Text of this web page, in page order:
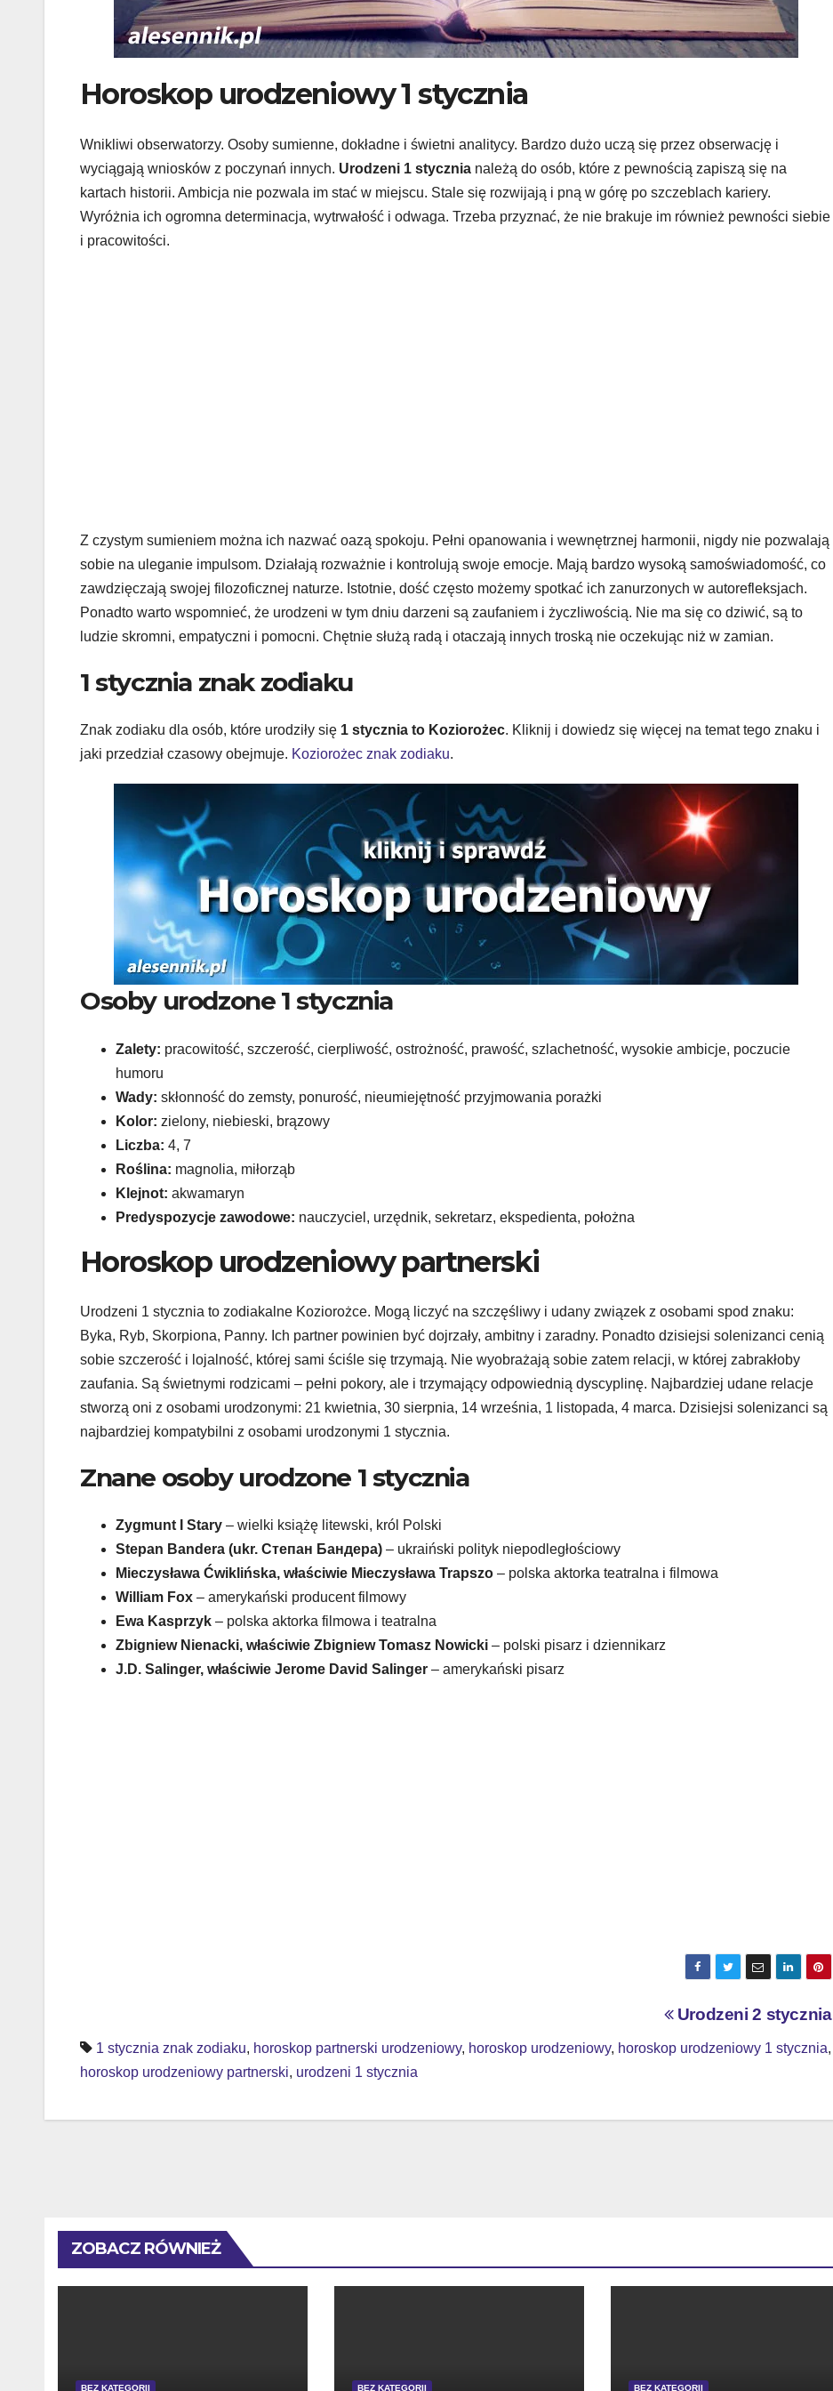
Horoskop urodzeniowy 1 stycznia
Wnikliwi obserwatorzy. Osoby sumienne, dokładne i świetni analitycy. Bardzo dużo uczą się przez obserwację i
wyciągają wniosków z poczynań innych. Urodzeni 1 stycznia należą do osób, które z pewnością zapiszą się na
kartach historii. Ambicja nie pozwala im stać w miejscu. Stale się rozwijają i pną w górę po szczeblach kariery.
Wyróżnia ich ogromna determinacja, wytrwałość i odwaga. Trzeba przyznać, że nie brakuje im również pewności siebie
i pracowitości.
Z czystym sumieniem można ich nazwać oazą spokoju. Pełni opanowania i wewnętrznej harmonii, nigdy nie pozwalają
sobie na uleganie impulsom. Działają rozważnie i kontrolują swoje emocje. Mają bardzo wysoką samoświadomość, co
zawdzięczają swojej filozoficznej naturze. Istotnie, dość często możemy spotkać ich zanurzonych w autorefleksjach.
Ponadto warto wspomnieć, że urodzeni w tym dniu darzeni są zaufaniem i życzliwością. Nie ma się co dziwić, są to
ludzie skromni, empatyczni i pomocni. Chętnie służą radą i otaczają innych troską nie oczekując niż w zamian.
1 stycznia znak zodiaku
Znak zodiaku dla osób, które urodziły się 1 stycznia to Koziorożec. Kliknij i dowiedz się więcej na temat tego znaku i
jaki przedział czasowy obejmuje. Koziorożec znak zodiaku.
Osoby urodzone 1 stycznia
Zalety: pracowitość, szczerość, cierpliwość, ostrożność, prawość, szlachetność, wysokie ambicje, poczucie
humoru
Wady: skłonność do zemsty, ponurość, nieumiejętność przyjmowania porażki
Kolor: zielony, niebieski, brązowy
Liczba: 4, 7
Roślina: magnolia, miłorząb
Klejnot: akwamaryn
Predyspozycje zawodowe: nauczyciel, urzędnik, sekretarz, ekspedienta, położna
Horoskop urodzeniowy partnerski
Urodzeni 1 stycznia to zodiakalne Koziorożce. Mogą liczyć na szczęśliwy i udany związek z osobami spod znaku:
Byka, Ryb, Skorpiona, Panny. Ich partner powinien być dojrzały, ambitny i zaradny. Ponadto dzisiejsi solenizanci cenią
sobie szczerość i lojalność, której sami ściśle się trzymają. Nie wyobrażają sobie zatem relacji, w której zabrakłoby
zaufania. Są świetnymi rodzicami – pełni pokory, ale i trzymający odpowiednią dyscyplinę. Najbardziej udane relacje
stworzą oni z osobami urodzonymi: 21 kwietnia, 30 sierpnia, 14 września, 1 listopada, 4 marca. Dzisiejsi solenizanci są
najbardziej kompatybilni z osobami urodzonymi 1 stycznia.
Znane osoby urodzone 1 stycznia
Zygmunt I Stary – wielki książę litewski, król Polski
Stepan Bandera (ukr. Степан Бандера) – ukraiński polityk niepodległościowy
Mieczysława Ćwiklińska, właściwie Mieczysława Trapszo – polska aktorka teatralna i filmowa
William Fox – amerykański producent filmowy
Ewa Kasprzyk – polska aktorka filmowa i teatralna
Zbigniew Nienacki, właściwie Zbigniew Tomasz Nowicki – polski pisarz i dziennikarz
J.D. Salinger, właściwie Jerome David Salinger – amerykański pisarz
wpisu
Urodzeni 2 stycznia
1 stycznia znak zodiaku, horoskop partnerski urodzeniowy, horoskop urodzeniowy, horoskop urodzeniowy 1 stycznia,
horoskop urodzeniowy partnerski, urodzeni 1 stycznia
ZOBACZ RÓWNIEŻ
BEZ KATEGORII BEZ KATEGORII BEZ KATEGORII